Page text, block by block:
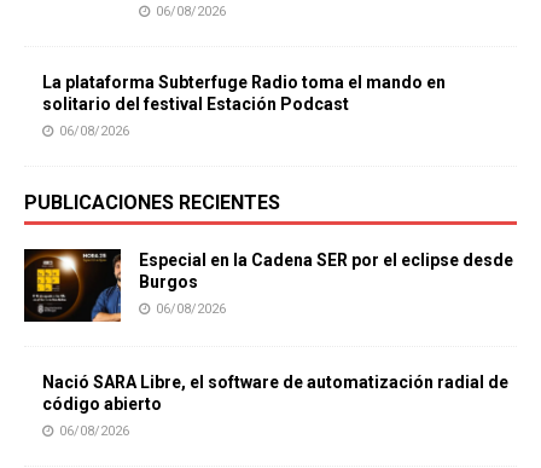
06/08/2026
La plataforma Subterfuge Radio toma el mando en
solitario del festival Estación Podcast
06/08/2026
PUBLICACIONES RECIENTES
Especial en la Cadena SER por el eclipse desde
Burgos
06/08/2026
Nació SARA Libre, el software de automatización radial de
código abierto
06/08/2026